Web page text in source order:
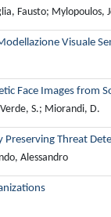
Fausto; Mylopoulos,
Visuale
Face Images from
S.; Miorandi, D.
Preserving Threat
Alessandro